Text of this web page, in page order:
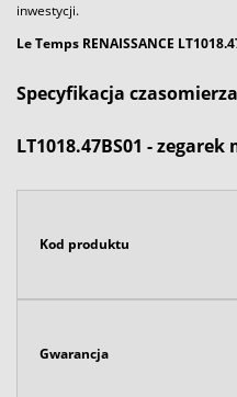
inwestycji.
Le Temps RENAISSANCE
Specyfikacja czasomierza
LT1018.47BS01 - zegarek
Kod produktu
Gwarancja